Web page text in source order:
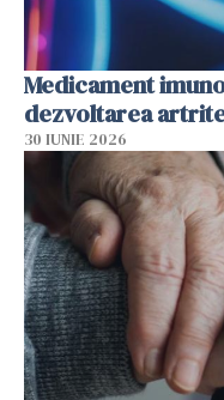
Medicament
dezvoltarea
30 IUNIE 2026